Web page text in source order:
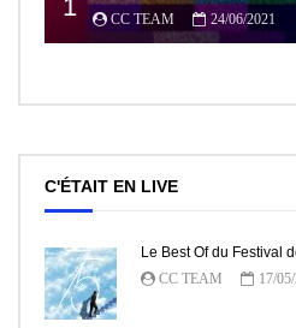
1 CC TEAM 24/06/2021
C'ÉTAIT EN LIVE
Le Best Of du Festival
CC TEAM
17/